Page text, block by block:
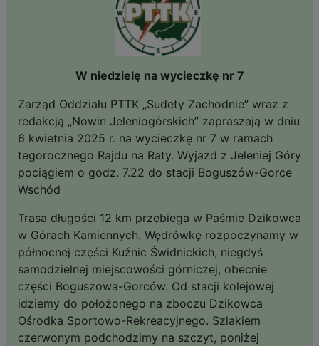
W niedzielę na wycieczkę nr 7
Zarząd Oddziału PTTK „Sudety Zachodnie” wraz z
redakcją „Nowin Jeleniogórskich” zapraszają w dniu
6 kwietnia 2025 r. na wycieczkę nr 7 w ramach
tegorocznego Rajdu na Raty. Wyjazd z Jeleniej Góry
pociągiem o godz. 7.22 do stacji Boguszów-Gorce
Wschód
Trasa długości 12 km przebiega w Paśmie Dzikowca
w Górach Kamiennych. Wędrówkę rozpoczynamy w
północnej części Kuźnic Świdnickich, niegdyś
samodzielnej miejscowości górniczej, obecnie
części Boguszowa-Gorców. Od stacji kolejowej
idziemy do położonego na zboczu Dzikowca
Ośrodka Sportowo-Rekreacyjnego. Szlakiem
czerwonym podchodzimy na szczyt, poniżej